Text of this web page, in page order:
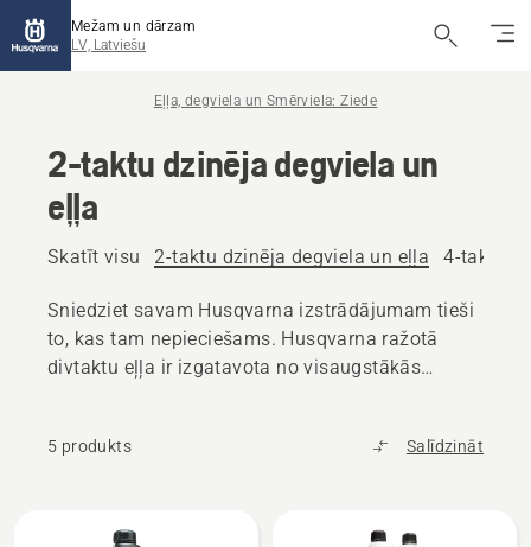
Mežam un dārzam
LV, Latviešu
Eļļa, degviela un Smērviela: Ziede
2-taktu dzinēja degviela un
eļļa
Skatīt visu 2-taktu dzinēja degviela un eļļa 4-taktu
Sniedziet savam Husqvarna izstrādājumam tieši
to, kas tam nepieciešams. Husqvarna ražotā
divtaktu eļļa ir izgatavota no visaugstākās
augstajām prasībām.
5 produkts Salīdzināt